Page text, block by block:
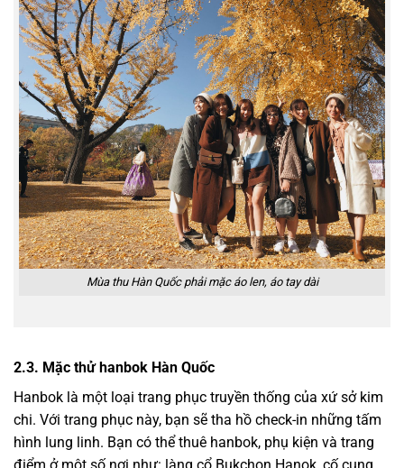
Mùa thu Hàn Quốc phải mặc áo len, áo tay dài
2.3. Mặc thử hanbok Hàn Quốc
Hanbok là một loại trang phục truyền thống của xứ sở kim
chi. Với trang phục này, bạn sẽ tha hồ check-in những tấm
hình lung linh. Bạn có thể thuê hanbok, phụ kiện và trang